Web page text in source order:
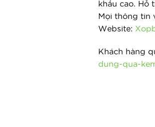
khấu cao. Hỗ
Mọi thông tin
Website:
Khách hàng
dung-qua-